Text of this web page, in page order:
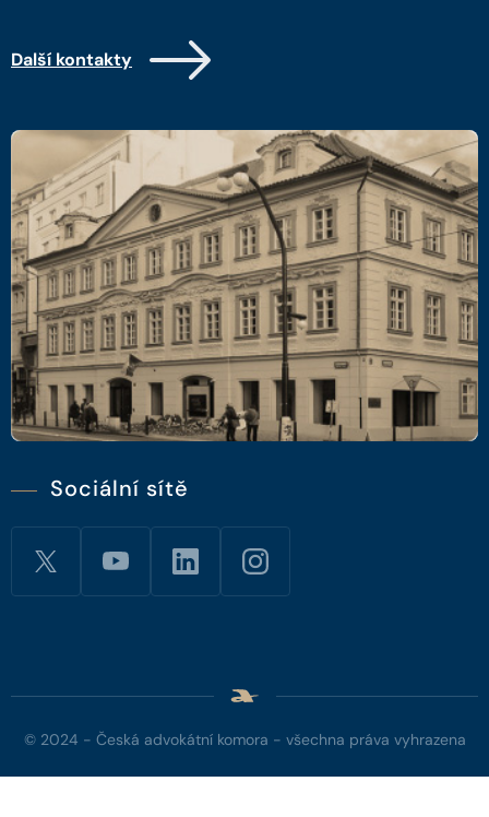
Další kontakty
Sociální sítě
© 2024 - Česká advokátní komora - všechna práva vyhrazena